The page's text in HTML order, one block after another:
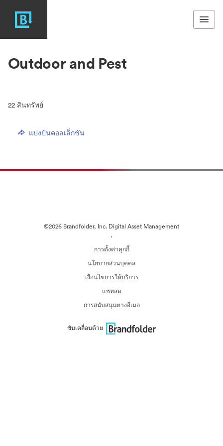
Outdoor and Pest
22 สินทรัพย์
แบ่งปันคอลเล็กชัน
©2026 Brandfolder, Inc. Digital Asset Management
·
การตั้งค่าคุกกี้
นโยบายส่วนบุคคล
เงื่อนไขการให้บริการ
แชทสด
การสนับสนุนทางอีเมล
ขับเคลื่อนด้วย